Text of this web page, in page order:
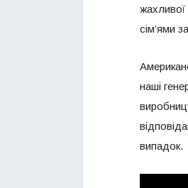
сім’ями
наші
випадок.